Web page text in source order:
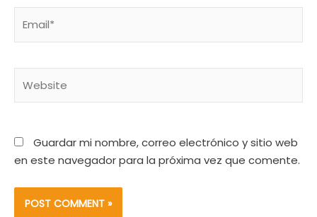
Guardar mi nombre, correo electrónico y sitio web
en este navegador para la próxima vez que comente.